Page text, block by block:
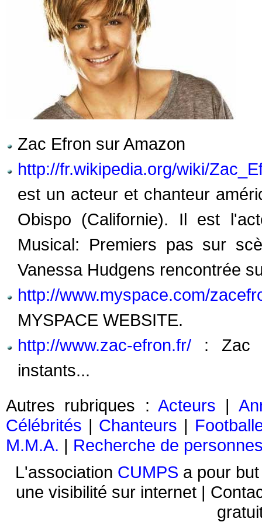
Zac Efron sur Amazon
http://fr.wikipedia.org/wiki/
est un acteur et chanteur
Obispo (Californie). Il est
Musical: Premiers pas sur
Vanessa Hudgens rencontrée
http://www.myspace.com/
MYSPACE WEBSITE.
http://www.zac-efron.fr/ : Zac
instants...
Autres rubriques : Acteurs |
Célébrités | Chanteurs |
M.M.A. | Recherche de
L'association CUMPS a pour
une visibilité sur internet |